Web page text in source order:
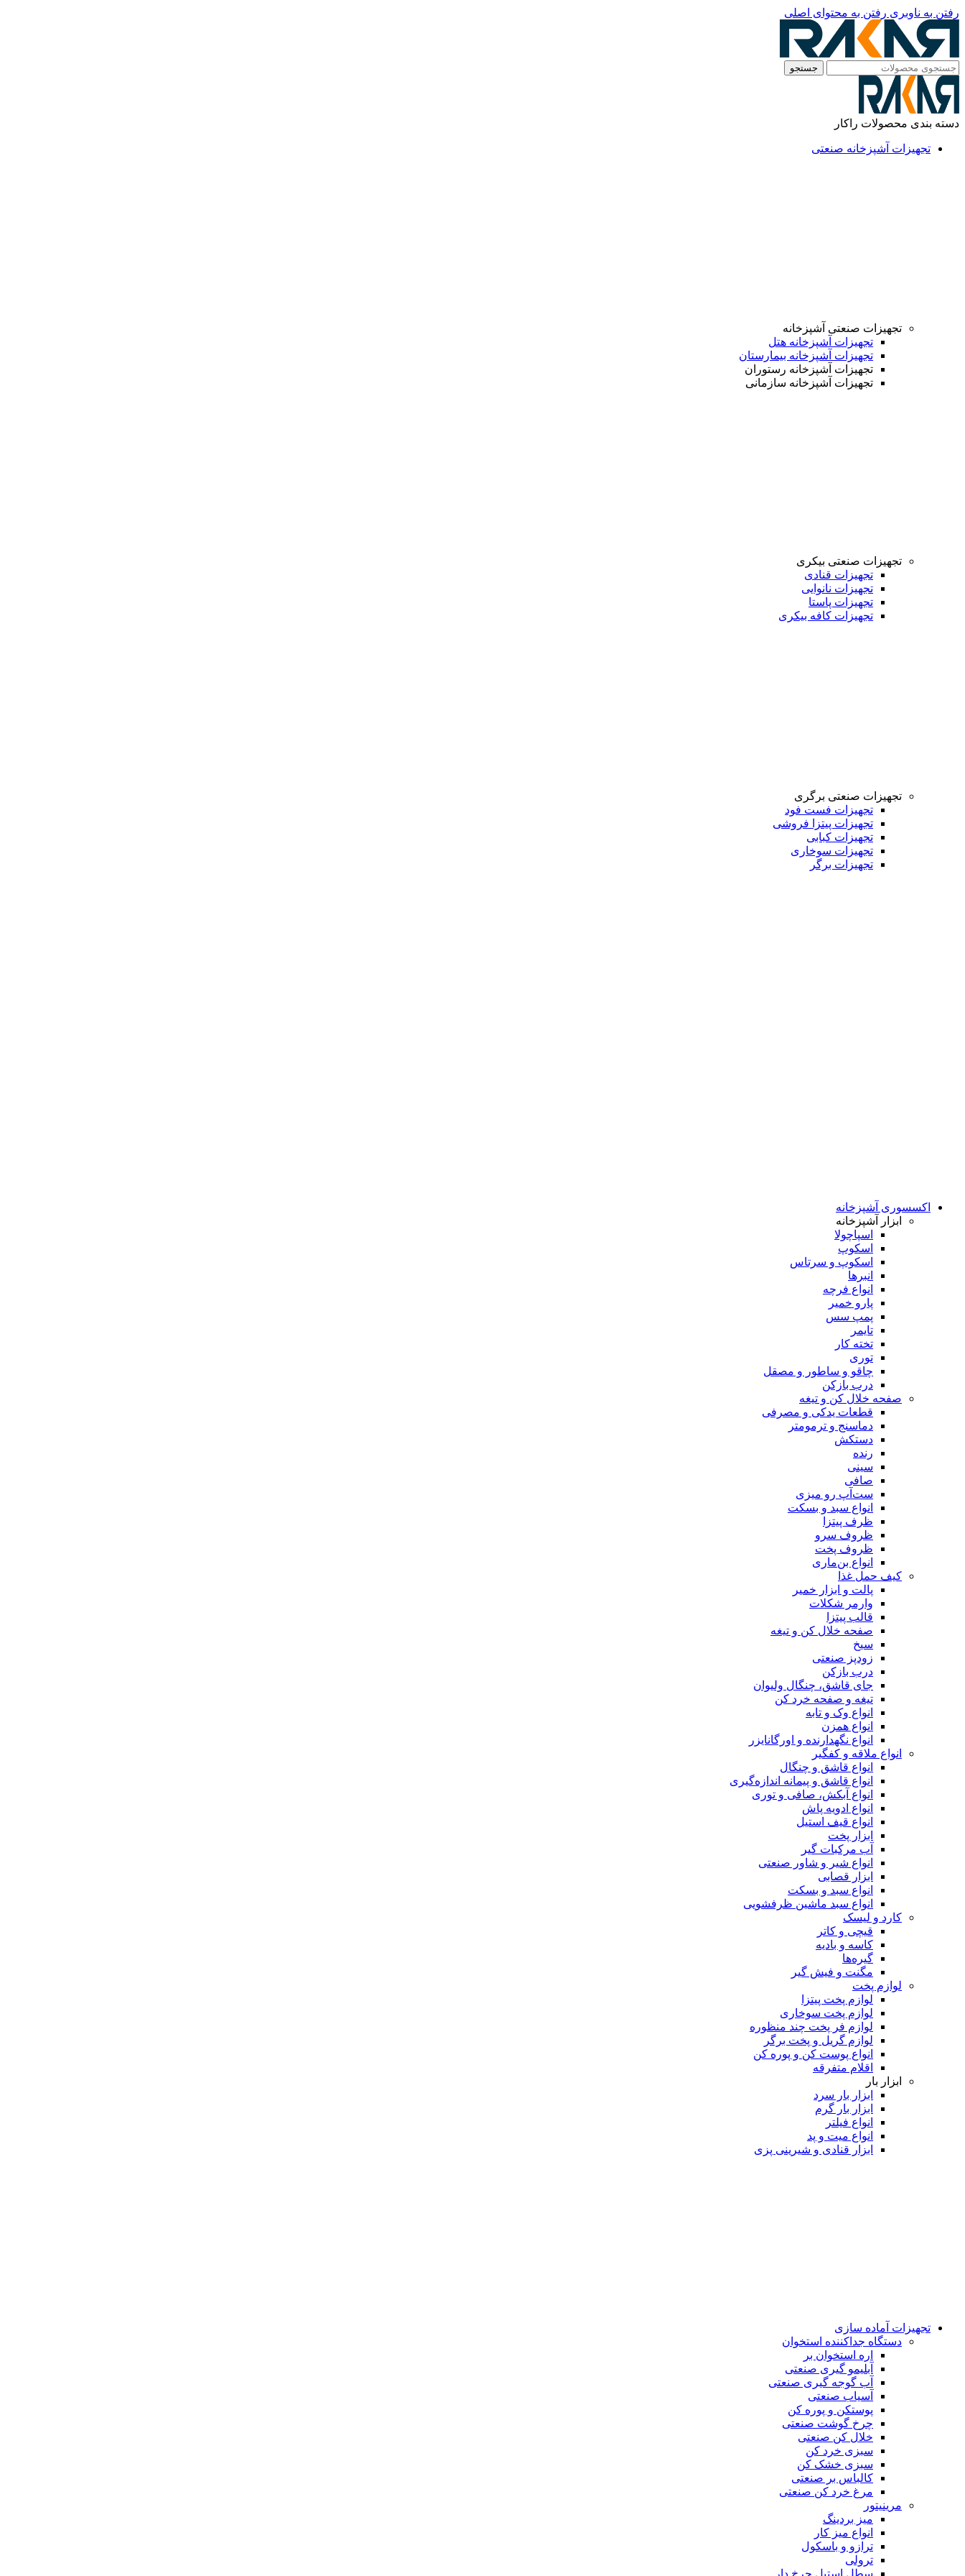
رفتن به ناوبری رفتن به محتوای اصلی
جستجو
دسته بندی محصولات راکار
تجهیزات آشپزخانه صنعتی
تجهیزات صنعتی آشپزخانه
تجهیزات آشپزخانه هتل
تجهیزات آشپزخانه بیمارستان
تجهیزات آشپزخانه رستوران
تجهیزات آشپزخانه سازمانی
تجهیزات صنعتی بیکری
تجهیزات قنادی
تجهیزات نانوایی
تجهیزات پاستا
تجهیزات کافه بیکری
تجهیزات صنعتی برگری
تجهیزات فست فود
تجهیزات پیتزا فروشی
تجهیزات کبابی
تجهیزات سوخاری
تجهیزات برگر
اکسسوری آشپزخانه
ابزار آشپزخانه
اسپاچولا
اسکوپ
اسکوپ و سرتاس
انبرها
انواع فرچه
پارو خمیر
پمپ سس
تایمر
تخته کار
توری
چاقو و ساطور و مصقل
درب بازکن
صفحه خلال کن و تیغه
قطعات یدکی و مصرفی
دماسنج و ترمومتر
دستکش
رنده
سینی
صافی
ست‌آپ رو میزی
انواع سبد و بسکت
ظرف پیتزا
ظروف سرو
ظروف پخت
انواع بن‌ماری
کیف حمل غذا
پالت و ابزار خمیر
وارمر شکلات
قالب پیتزا
صفحه خلال کن و تیغه
سیخ
زودپز صنعتی
درب بازکن
جای قاشق، چنگال ولیوان
تیغه و صفحه خرد کن
انواع وک و تابه
انواع همزن
انواع نگهدارنده و اورگانایزر
انواع ملاقه و کفگیر
انواع قاشق و چنگال
انواع قاشق و پیمانه اندازه‌گیری
انواع آبکش، صافی و توری
انواع ادویه پاش
انواع قیف استیل
ابزار پخت
آب مرکبات گیر
انواع شیر و شاور صنعتی
ابزار قصابی
انواع سبد و بسکت
انواع سبد ماشین ظرفشویی
کارد و لیسک
قیچی و کاتر
کاسه و بادیه
گیره‌ها
مگنت و فیش گیر
لوازم پخت
لوازم پخت پیتزا
لوازم پخت سوخاری
لوازم فر پخت چند منظوره
لوازم گریل و پخت برگر
انواع پوست کن و پوره کن
اقلام متفرقه
ابزار بار
ابزار بار سرد
ابزار بار گرم
انواع فیلتر
انواع میت و پد
ابزار قنادی و شیرینی پزی
تجهیزات آماده سازی
دستگاه جداکننده استخوان
اره استخوان بر
آبلیمو گیری صنعتی
آب گوجه گیری صنعتی
آسیاب صنعتی
پوستکن و پوره کن
چرخ گوشت صنعتی
خلال کن صنعتی
سبزی خرد کن
سبزی خشک کن
کالباس بر صنعتی
مرغ خرد کن صنعتی
مرینیتور
میز بردینگ
انواع میز کار
ترازو و باسکول
ترولی
سطل استیل چرخ دار